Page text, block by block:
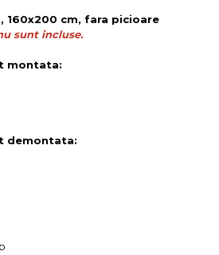
160x200 cm, fara picioare
sunt incluse.
montata:
demontata: